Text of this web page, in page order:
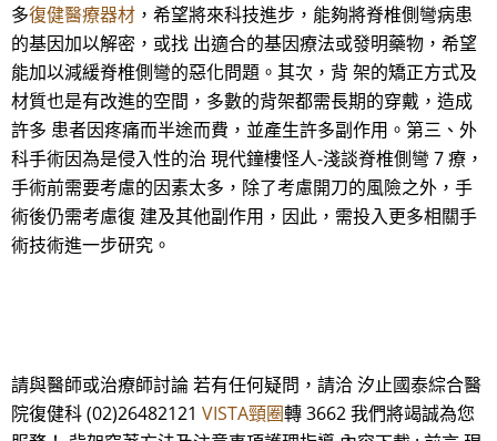
多復健醫療器材 ，希望將來科技進步，能夠將脊椎側彎病患
的基因加以解密，或找 出適合的基因療法或發明藥物，希望
能加以減緩脊椎側彎的惡化問題。其次，背 架的矯正方式及
材質也是有改進的空間，多數的背架都需長期的穿戴，造成
許多 患者因疼痛而半途而費，並產生許多副作用。第三、外
科手術因為是侵入性的治 現代鐘樓怪人-淺談脊椎側彎 7 療，
手術前需要考慮的因素太多，除了考慮開刀的風險之外，手
術後仍需考慮復 建及其他副作用，因此，需投入更多相關手
術技術進一步研究。
請與醫師或治療師討論 若有任何疑問，請洽 汐止國泰綜合醫
院復健科 (02)26482121 VISTA頸圈轉 3662 我們將竭誠為您